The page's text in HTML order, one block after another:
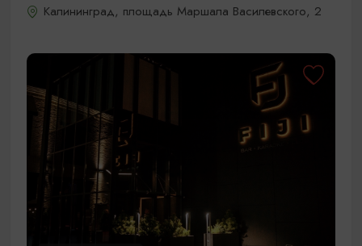
Калининград, площадь Маршала Василевского, 2